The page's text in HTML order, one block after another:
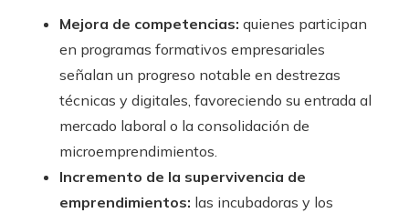
Mejora de competencias: quienes participan
en programas formativos empresariales
señalan un progreso notable en destrezas
técnicas y digitales, favoreciendo su entrada al
mercado laboral o la consolidación de
microemprendimientos.
Incremento de la supervivencia de
emprendimientos: las incubadoras y los